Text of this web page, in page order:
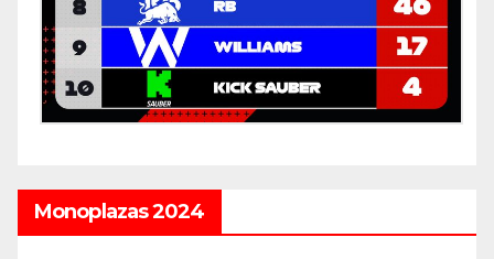
Monoplazas 2024